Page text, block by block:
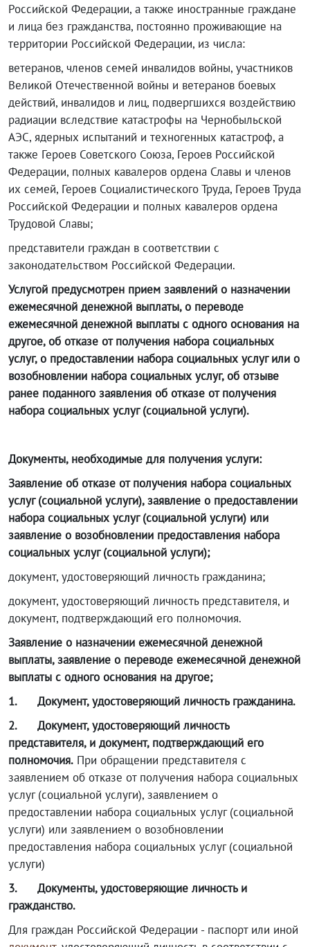
Российской Федерации, а также иностранные граждане
и лица без гражданства, постоянно проживающие на
территории Российской Федерации, из числа:
ветеранов, членов семей инвалидов войны, участников
Великой Отечественной войны и ветеранов боевых
действий, инвалидов и лиц, подвергшихся воздействию
радиации вследствие катастрофы на Чернобыльской
АЭС, ядерных испытаний и техногенных катастроф, а
также Героев Советского Союза, Героев Российской
Федерации, полных кавалеров ордена Славы и членов
их семей, Героев Социалистического Труда, Героев Труда
Российской Федерации и полных кавалеров ордена
Трудовой Славы;
представители граждан в соответствии с
законодательством Российской Федерации.
Услугой предусмотрен прием заявлений о назначении
ежемесячной денежной выплаты, о переводе
ежемесячной денежной выплаты с одного основания на
другое, об отказе от получения набора социальных
услуг, о предоставлении набора социальных услуг или о
возобновлении набора социальных услуг, об отзыве
ранее поданного заявления об отказе от получения
набора социальных услуг (социальной услуги).
Документы, необходимые для получения услуги:
Заявление об отказе от получения набора социальных
услуг (социальной услуги), заявление о предоставлении
набора социальных услуг (социальной услуги) или
заявление о возобновлении предоставления набора
социальных услуг (социальной услуги);
документ, удостоверяющий личность гражданина;
документ, удостоверяющий личность представителя, и
документ, подтверждающий его полномочия.
Заявление о назначении ежемесячной денежной
выплаты, заявление о переводе ежемесячной денежной
выплаты с одного основания на другое;
1. Документ, удостоверяющий личность гражданина.
2. Документ, удостоверяющий личность
представителя, и документ, подтверждающий его
полномочия. При обращении представителя с
заявлением об отказе от получения набора социальных
услуг (социальной услуги), заявлением о
предоставлении набора социальных услуг (социальной
услуги) или заявлением о возобновлении
предоставления набора социальных услуг (социальной
услуги)
3. Документы, удостоверяющие личность и
гражданство.
Для граждан Российской Федерации - паспорт или иной